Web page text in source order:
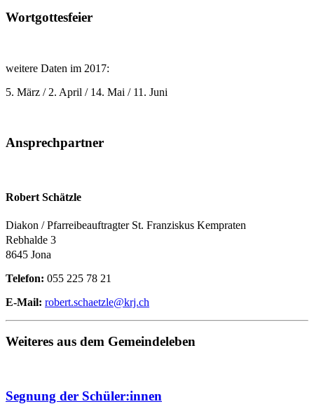
Wortgottesfeier
weitere Daten im 2017:
5. März / 2. April / 14. Mai / 11. Juni
Ansprechpartner
Robert Schätzle
Diakon / Pfarreibeauftragter St. Franziskus Kempraten
Rebhalde 3
8645 Jona
Telefon: 055 225 78 21
E-Mail: robert.schaetzle@krj.ch
Weiteres aus dem Gemeindeleben
Segnung der Schüler:innen